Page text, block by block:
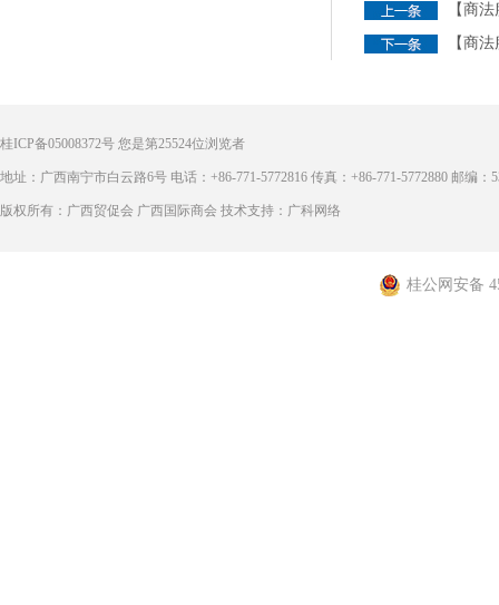
【商
【商
桂ICP备05008372号 您是第25524位浏览者
地址：广西南宁市白云路6号 电话：+86-771-5772816 传真：+86-771-5772880 邮编：
版权所有：广西贸促会 广西国际商会 技术支持：广科网络
桂公网安备